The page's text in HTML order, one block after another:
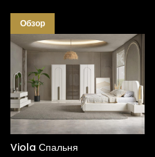
Обзор
Viola Спальня